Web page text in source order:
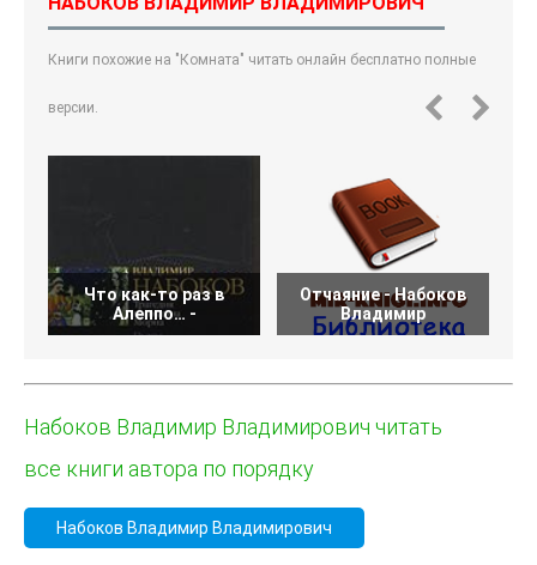
Книги похожие на "Комната" читать онлайн бесплатно полные
версии.
Что как-то раз в
Алеппо… -
Отчаяние - Набоков
Владимир
Набоков Владимир Владимирович читать
все книги автора по порядку
Набоков Владимир Владимирович